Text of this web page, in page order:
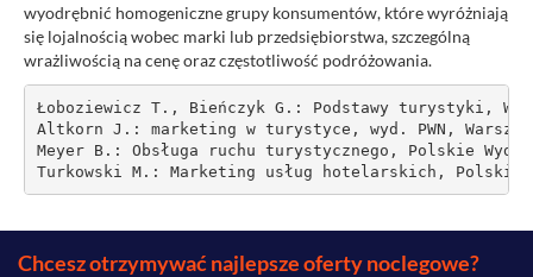
wyodrębnić homogeniczne grupy konsumentów, które wyróżniają
się lojalnością wobec marki lub przedsiębiorstwa, szczególną
wrażliwością na cenę oraz częstotliwość podróżowania.
Łoboziewicz T., Bieńczyk G.: Podstawy turystyki,
Altkorn J.: marketing w turystyce, wyd. PWN,
Meyer B.: Obsługa ruchu turystycznego, Polskie
Turkowski M.: Marketing usług hotelarskich, Polskie
Chcesz otrzymywać najlepsze oferty noclegowe?